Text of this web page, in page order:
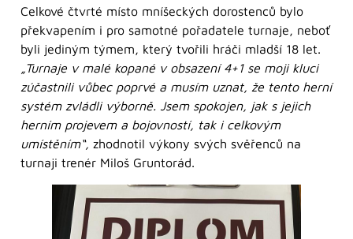
Celkové čtvrté místo mníšeckých dorostenců bylo
překvapením i pro samotné pořadatele turnaje, neboť
byli jediným týmem, který tvořili hráči mladší 18 let.
„Turnaje v malé kopané v obsazení 4+1 se moji kluci
zúčastnili vůbec poprvé a musím uznat, že tento herní
systém zvládli výborně. Jsem spokojen, jak s jejich
herním projevem a bojovností, tak i celkovým
umístěním“, zhodnotil výkony svých svěřenců na
turnaji trenér Miloš Gruntorád.